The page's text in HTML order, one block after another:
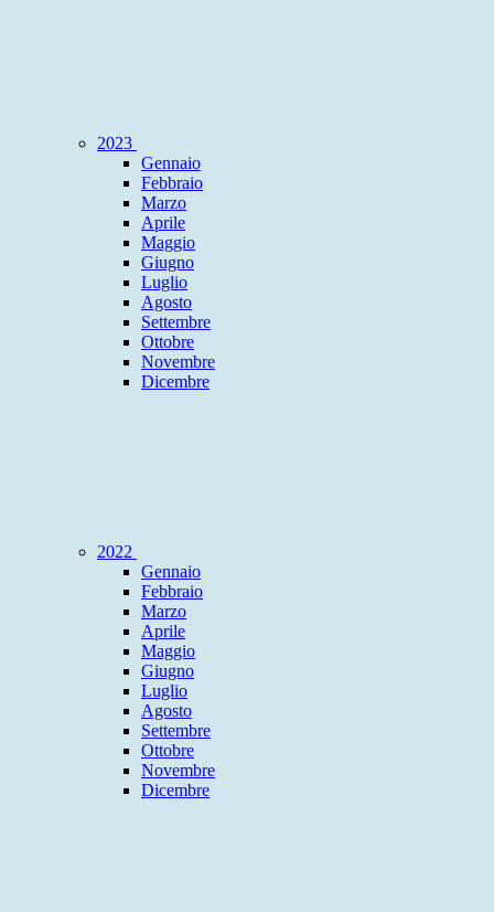
2023
Gennaio
Febbraio
Marzo
Aprile
Maggio
Giugno
Luglio
Agosto
Settembre
Ottobre
Novembre
Dicembre
2022
Gennaio
Febbraio
Marzo
Aprile
Maggio
Giugno
Luglio
Agosto
Settembre
Ottobre
Novembre
Dicembre